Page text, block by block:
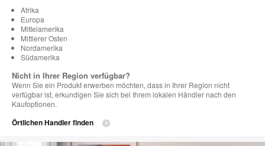
Afrika
Europa
Mittelamerika
Mittlerer Osten
Nordamerika
Südamerika
Nicht in Ihrer Region verfügbar?
Wenn Sie ein Produkt erwerben möchten, dass in Ihrer Region nicht
verfügbar ist, erkundigen Sie sich bei Ihrem lokalen Händler nach den
Kaufoptionen.
Örtlichen Handler finden